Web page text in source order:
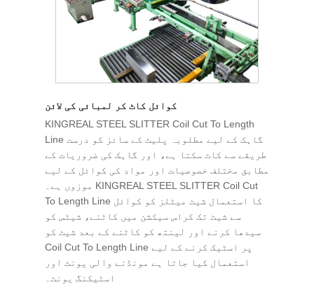
کوائل کاٹ کر لمبائی کی لائن
KINGREAL STEEL SLITTER Coil Cut To Length
Line گاہک کے لیے مطلوبہ پلیٹ کے سائز کو درست
طریقے سے کاٹ سکتا ہے، اور گاہک کی ضروریات کے
مطابق مختلف خصوصیات اور مواد کی کوائل کے لیے
موزوں ہے۔ KINGREAL STEEL SLITTER Coil Cut
To Length Line کا استعمال شیٹ میٹلز کو کوائل
سے شیٹ تک کراس سیکشن میں کاٹنے، شیٹس کو
سیدھا کرنے اور لینتھ کو کاٹنے کے بعد شیٹ کو
Coil Cut To Length Line پر اسٹیک کرنے کے لیے
استعمال کیا جاتا ہے مونڈنے والی یونٹ اور
اسٹیکنگ یونٹ۔